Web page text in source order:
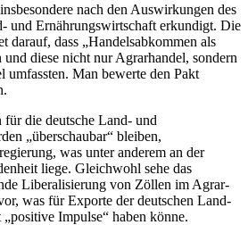
nach den Auswirkungen des
und Ernährungswirtschaft erkundigt. Die
darauf, dass „Handelsabkommen als
diese nicht nur Agrarhandel, sondern
umfassten. Man bewerte den Pakt
die deutsche Land- und
„überschaubar“ bleiben,
was unter anderem an der
liege. Gleichwohl sehe das
Liberalisierung von Zöllen im Agrar-
was für Exporte der deutschen Land-
Impulse“ haben könne.